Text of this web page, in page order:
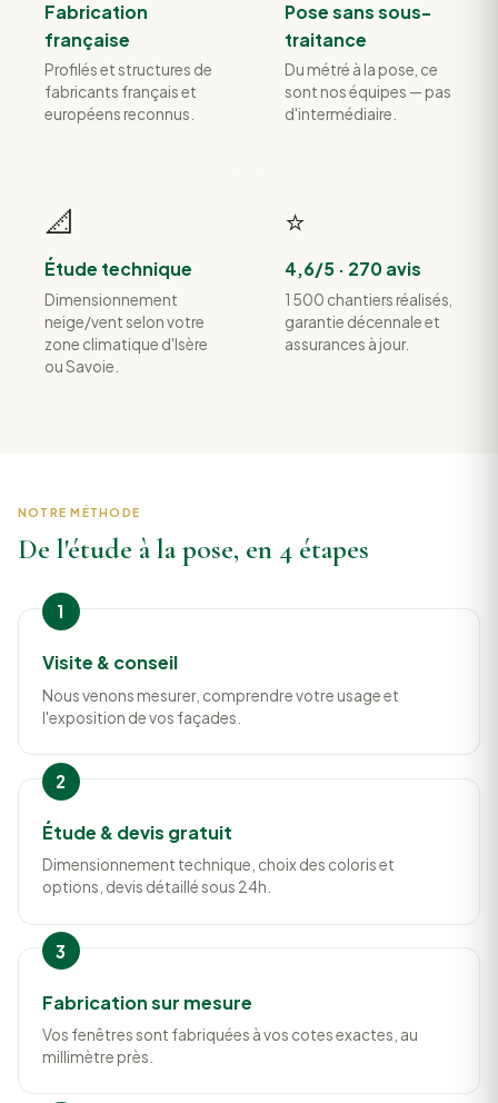
Fabrication
française
Profilés et structures de
fabricants français et
européens reconnus.
Pose sans sous-
traitance
Du métré à la pose, ce
sont nos équipes — pas
d'intermédiaire.
📐
Étude technique
Dimensionnement
neige/vent selon votre
zone climatique d'Isère
ou Savoie.
⭐
4,6/5 · 270 avis
1 500 chantiers réalisés,
garantie décennale et
assurances à jour.
NOTRE MÉTHODE
De l'étude à la pose, en 4 étapes
Visite & conseil
Nous venons mesurer, comprendre votre usage et
l'exposition de vos façades.
Étude & devis gratuit
Dimensionnement technique, choix des coloris et
options, devis détaillé sous 24h.
Fabrication sur mesure
Vos fenêtres sont fabriquées à vos cotes exactes, au
millimètre près.